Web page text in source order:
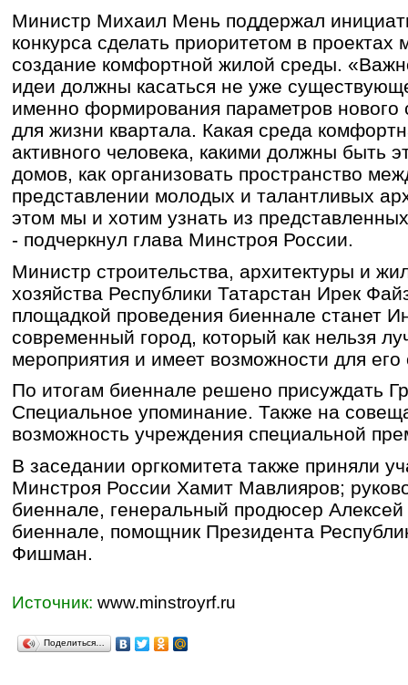
Министр Михаил Мень поддержал
конкурса сделать приоритетом в проектах
создание комфортной жилой среды.
идеи должны касаться не уже
именно формирования параметров нового
для жизни квартала. Какая среда
активного человека, какими должны быть
домов, как организовать пространство
представлении молодых и талантливых
этом мы и хотим узнать из
- подчеркнул глава Минстроя России.
Министр строительства, архитектуры и
хозяйства Республики Татарстан Ирек
площадкой проведения биеннале станет
современный город, который как нельзя
мероприятия и имеет возможности для его
По итогам биеннале решено присуждать
Специальное упоминание. Также на
возможность учреждения специальной
В заседании оргкомитета также приняли
Минстроя России Хамит Мавлияров;
биеннале, генеральный продюсер Алексей
биеннале, помощник Президента
Фишман.
Источник: www.minstroyrf.ru
Поделиться…